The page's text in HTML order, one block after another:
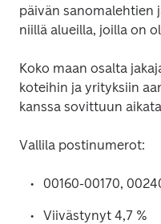
päivän sanomalehtien
niillä alueilla, joilla on
Koko maan osalta
koteihin ja yrityksiin
kanssa sovittuun
Vallila postinumerot:
00160-00170,
Viivästynyt 4,7 %